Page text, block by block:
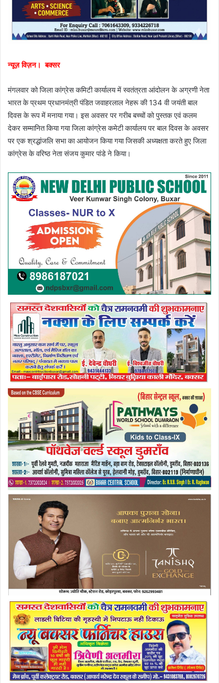
न्यूज़ विज़न। बक्सर
मंगलवार को जिला कांग्रेस कमिटी कार्यालय में स्वतंत्रता आंदोलन के अग्रणी नेता
भारत के प्रथम प्रधानमंत्री पंडित जवाहरलाल नेहरू की 134 वी जयंती बाल
दिवस के रूप में मनाया गया। इस अवसर पर गरीब बच्चों को पुस्तक एवं कलम
देकर सम्मानित किया गया जिला कांग्रेस कमेटी कार्यालय पर बाल दिवस के अवसर
पर एक श्रद्धांजलि सभा का आयोजन किया गया जिसकी अध्यक्षता करते हुए जिला
कांग्रेस के वरिष्ठ नेता संजय कुमार पांडे ने किया।